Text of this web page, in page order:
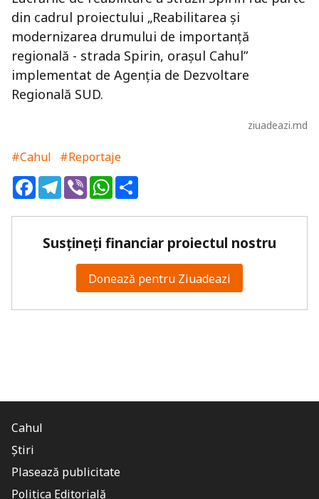
din cadrul proiectului „Reabilitarea şi
modernizarea drumului de importanţă
regională - strada Spirin, oraşul Cahul”
implementat de Agenţia de Dezvoltare
Regională SUD.
ziuadeazi.md
#Cahul
#Reportaje
FacebookTelegram
ViberWhatsApp
Susțineți financiar proiectul nostru
Donează pentru Ziuadeazi
Cahul
Știri
Plasează publicitate
Politica Editorială